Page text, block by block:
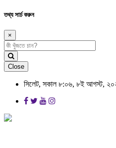
তথ্য সার্চ করুন
×
Close
সিলেট, সকাল ৮:০৬, ৮ই আগস্ট,